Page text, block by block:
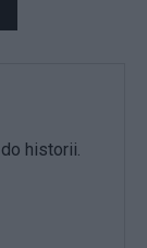
historii.